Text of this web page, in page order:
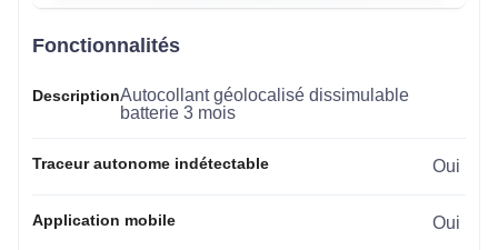
Fonctionnalités
DescriptionAutocollant géolocalisé dissimulable
batterie 3 mois
Traceur autonome indétectable Oui
Application mobile Oui